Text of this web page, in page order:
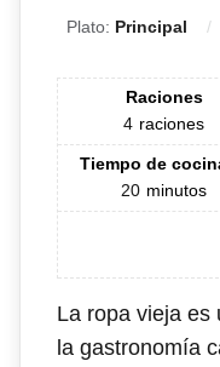
Plato: Principal
Raciones
4 raciones
Tiempo de
20 minutos
La ropa vieja es
la gastronomía